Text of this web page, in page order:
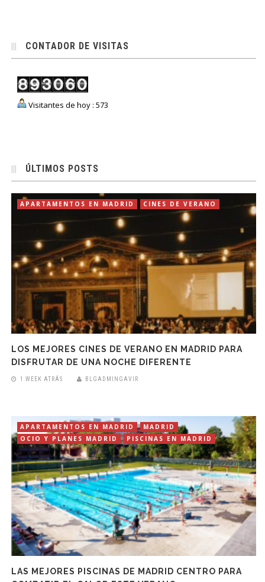
CONTADOR DE VISITAS
Visitantes de hoy : 573
ÚLTIMOS POSTS
APARTAMENTOS EN MADRID CINES DE VERANO
LOS MEJORES CINES DE VERANO EN MADRID PARA
DISFRUTAR DE UNA NOCHE DIFERENTE
1 WEEK ATRÁS BLGADMINGAVIR
APARTAMENTOS EN MADRID
MADRID
OCIO Y PLANES MADRID
PISCINAS EN MADRID
LAS MEJORES PISCINAS DE MADRID CENTRO PARA